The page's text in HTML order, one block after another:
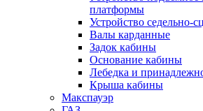
платформы
Устройство седельно-
Валы карданные
Задок кабины
Основание кабины
Лебедка и
Крыша кабины
Макспауэр